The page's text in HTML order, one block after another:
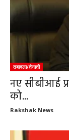
तबादला/तैनाती
नए सीबीआई
को...
Rakshak News